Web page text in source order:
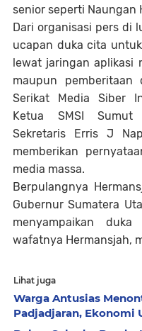
senior seperti Naungan
Dari organisasi pers di
ucapan duka cita
lewat jaringan aplikasi
maupun
Serikat Media Siber
Ketua SMSI Sumut
Sekretaris Erris J
memberikan
media massa.
Berpulangnya
Gubernur Sumatera
menyampaikan
wafatnya Hermansjah,
Lihat juga
Warga Antusias
Padjadjaran, Ekonomi